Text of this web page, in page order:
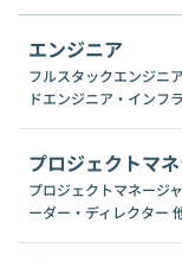
エンジニア
フルスタックエンジニ
ドエンジニア・インフ
プロジェクトマ
プロジェクトマネージ
ーダー・ディレクター